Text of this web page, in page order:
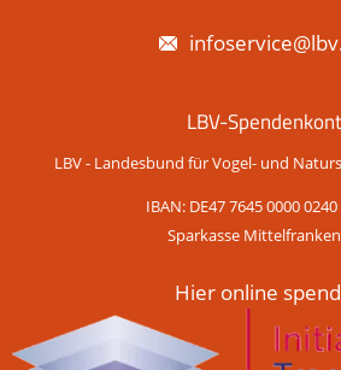
LBV-
LBV - Landesbund für Vogel- und
IBAN: DE47 7645 0000
Sparkasse
Hier online